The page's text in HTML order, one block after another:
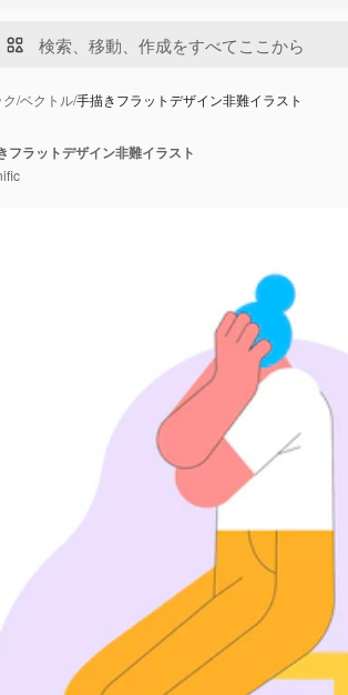
/ベクトル/手描きフラットデザイン非難イラスト
フラットデザイン非難イラスト